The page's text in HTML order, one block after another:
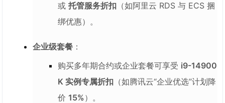
或托管服务折扣 （如阿里云 RDS 与 ECS 捆
绑优惠）。
企业级套餐 ：
购买多年期合约或企业套餐可享受 i9-14900
K 实例专属折扣 （如腾讯云“企业优选”计划降
价15%）。